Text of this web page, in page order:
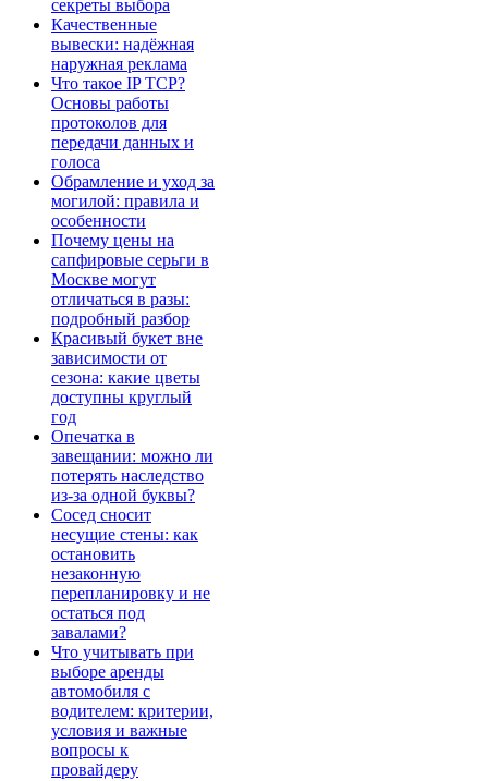
секреты выбора
Качественные
вывески: надёжная
наружная реклама
Что такое IP TCP?
Основы работы
протоколов для
передачи данных и
голоса
Обрамление и уход за
могилой: правила и
особенности
Почему цены на
сапфировые серьги в
Москве могут
отличаться в разы:
подробный разбор
Красивый букет вне
зависимости от
сезона: какие цветы
доступны круглый
год
Опечатка в
завещании: можно ли
потерять наследство
из-за одной буквы?
Сосед сносит
несущие стены: как
остановить
незаконную
перепланировку и не
остаться под
завалами?
Что учитывать при
выборе аренды
автомобиля с
водителем: критерии,
условия и важные
вопросы к
провайдеру